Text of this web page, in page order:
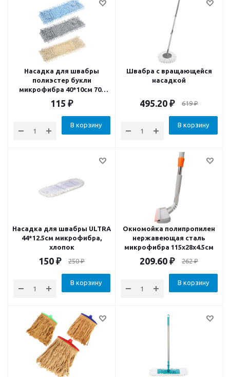
Насадка для швабры
полиэстер букли
микрофибра 40*10см 70г
(12)
115 ₽
В корзину
Швабра с вращающейся
насадкой
495.20 ₽ 619₽
В корзину
Насадка для швабры ULTRA
44*12.5см микрофибра,
хлопок
150 ₽ 250₽
В корзину
Окномойка полипропилен
нержавеющая сталь
микрофибра 115х28х4.5см
209.60 ₽ 262₽
В корзину